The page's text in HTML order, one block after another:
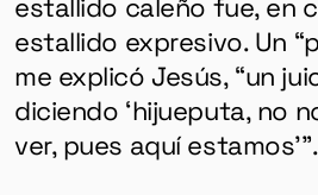
estallido expresivo. Un
me explicó Jesús, “un
diciendo ‘hijueputa, no
ver, pues aquí estamos’”.